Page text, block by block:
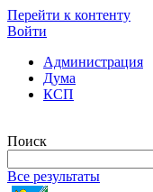
Перейти к контенту
Войти
Администрация
Дума
КСП
Поиск
Все результаты